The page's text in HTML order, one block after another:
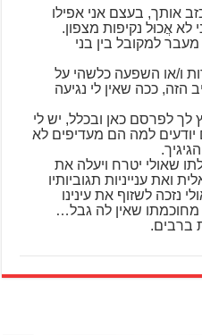
אותך, בעצם אני אפילו
אֲכוּל נקיפות מצפון.
למקובל בין בני
ו/או השפעה כלשהי על
הזה, ככה שאין לי נגיעה
לך לפרסם כאן ובכלל, יש לי
למה הם מעדיפים לא
שאולי יטרח ויעלה את
ואת ענייניות תגוביותיו
נזכה לשזוף את עינינו
מחוכמתו שאין לה גבל…